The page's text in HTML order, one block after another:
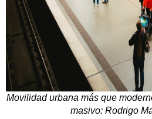
Movilidad urbana más que
masivo: Rodrigo